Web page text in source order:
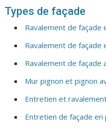
Types de façade
Ravalement de façade
Ravalement de façade
Ravalement de façade
Mur pignon et pignon
Entretien et
Entretien de façade